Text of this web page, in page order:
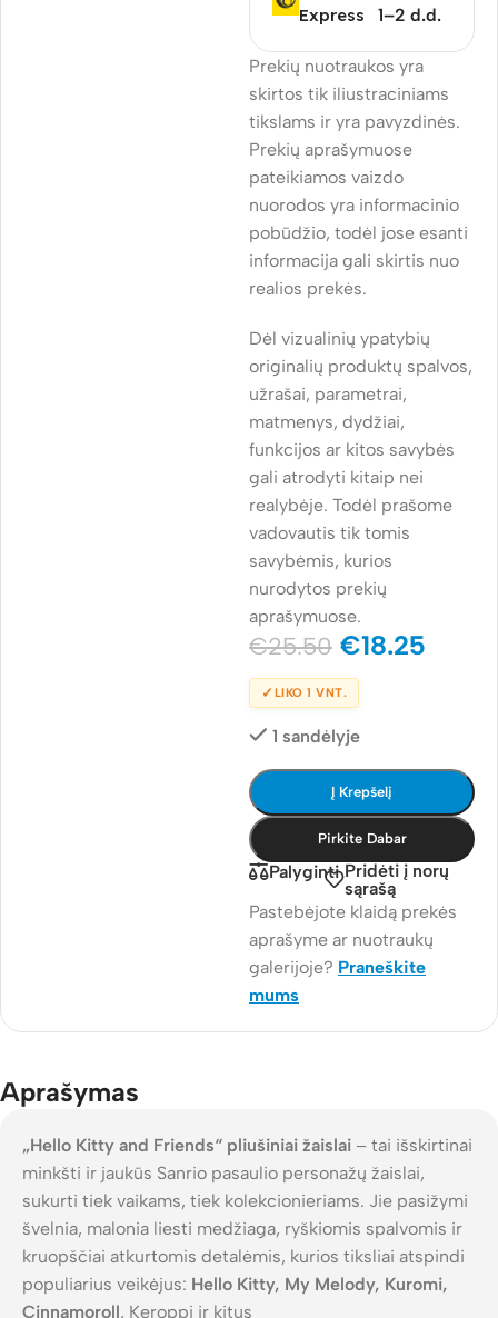
Express
1–2 d.d.
Prekių nuotraukos yra
skirtos tik iliustraciniams
tikslams ir yra pavyzdinės.
Prekių aprašymuose
pateikiamos vaizdo
nuorodos yra informacinio
pobūdžio, todėl jose esanti
informacija gali skirtis nuo
realios prekės.
Dėl vizualinių ypatybių
originalių produktų spalvos,
užrašai, parametrai,
matmenys, dydžiai,
funkcijos ar kitos savybės
gali atrodyti kitaip nei
realybėje. Todėl prašome
vadovautis tik tomis
savybėmis, kurios
nurodytos prekių
aprašymuose.
€25.50 €18.25
✓ LIKO 1 VNT.
1 sandėlyje
Į Krepšelį
Pirkite Dabar
Palyginti Pridėti į norų
sąrašą
Pastebėjote klaidą prekės
aprašyme ar nuotraukų
galerijoje? Praneškite
mums
Aprašymas
„Hello Kitty and Friends“ pliušiniai žaislai – tai išskirtinai
minkšti ir jaukūs Sanrio pasaulio personažų žaislai,
sukurti tiek vaikams, tiek kolekcionieriams. Jie pasižymi
švelnia, malonia liesti medžiaga, ryškiomis spalvomis ir
kruopščiai atkurtomis detalėmis, kurios tiksliai atspindi
populiarius veikėjus: Hello Kitty, My Melody, Kuromi,
Cinnamoroll, Keroppi ir kitus